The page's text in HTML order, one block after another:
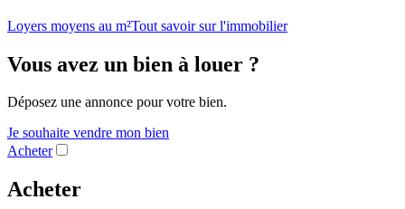
Loyers moyens au m²Tout savoir sur l'immobilier
Vous avez un bien à louer ?
Déposez une annonce pour votre bien.
Je souhaite vendre mon bien
Acheter
Acheter